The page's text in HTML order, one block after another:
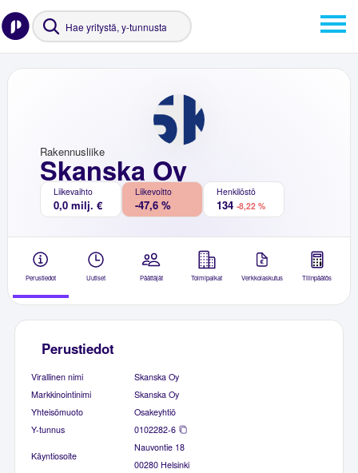
Skanska Oy
Rakennusliike
Liikevaihto
0,0 milj. €
Liikevoitto
-47,6 %
Henkilöstö
134 -8,22 %
Perustiedot Uutiset Päättäjät Toimipaikat Verkkolaskutus Tilinpäätös
Perustiedot
Virallinen nimi
Skanska Oy
Markkinointinimi
Skanska Oy
Yhteisömuoto
Osakeyhtiö
Y-tunnus
0102282-6
Käyntiosoite
Nauvontie 18
00280 Helsinki